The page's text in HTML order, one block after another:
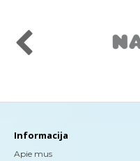
Informacija
Apie mus